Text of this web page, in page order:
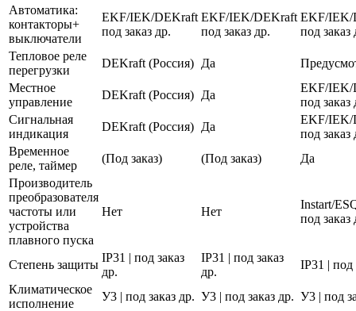
Автоматика:
контакторы+
выключатели
EKF/IEK/DEKraft
под заказ др.
EKF/IEK/DEKraft
под заказ др.
EKF/IEK/
под заказ
Тепловое реле
перегрузки
DEKraft (Россия) Да
Местное
управление
DEKraft (Россия) Да
EKF/IEK/
под заказ
Сигнальная
индикация
DEKraft (Россия) Да
EKF/IEK/
под заказ
Временное
реле, таймер
(Под заказ) (Под заказ)
Да
Производитель
преобразователя
частоты или
устройства
плавного пуска
Нет Нет
Instart/
под заказ
Степень защиты
IP31 | под заказ
др.
IP31 | под заказ
др.
IP31 | под
Климатическое
исполнение
У3 | под заказ др. У3 | под заказ др. У3 | под